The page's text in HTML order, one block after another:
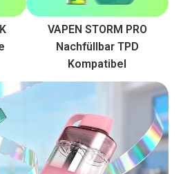
VAPEN STORM PRO
Nachfüllbar TPD
Kompatibel